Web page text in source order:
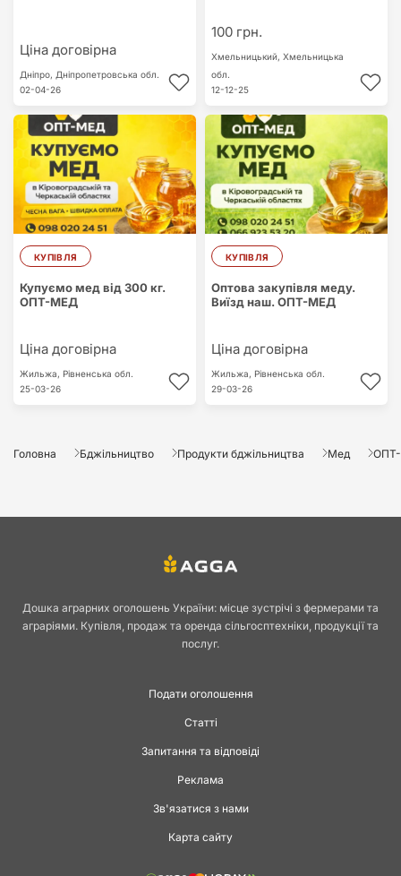
Ціна договірна
Дніпро, Дніпропетровська обл.
02-04-26
100 грн.
Хмельницький, Хмельницька
обл.
12-12-25
КУПІВЛЯ
Купуємо мед від 300 кг.
ОПТ-МЕД
Ціна договірна
Жильжа, Рівненська обл.
25-03-26
КУПІВЛЯ
Оптова закупівля меду.
Виїзд наш. ОПТ-МЕД
Ціна договірна
Жильжа, Рівненська обл.
29-03-26
Головна Бджільництво Продукти бджільництва Мед ОПТ-
Дошка аграрних оголошень України: місце зустрічі з фермерами та
аграріями. Купівля, продаж та оренда сільгосптехніки, продукції та
послуг.
Подати оголошення
Статті
Запитання та відповіді
Реклама
Зв'язатися з нами
Карта сайту